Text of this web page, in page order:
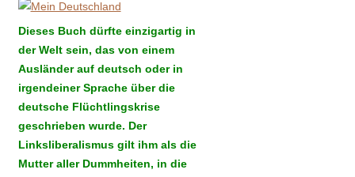
Dieses Buch dürfte einzigartig in
der Welt sein, das von einem
Ausländer auf deutsch oder in
irgendeiner Sprache über die
deutsche Flüchtlingskrise
geschrieben wurde. Der
Linksliberalismus gilt ihm als die
Mutter aller Dummheiten, in die